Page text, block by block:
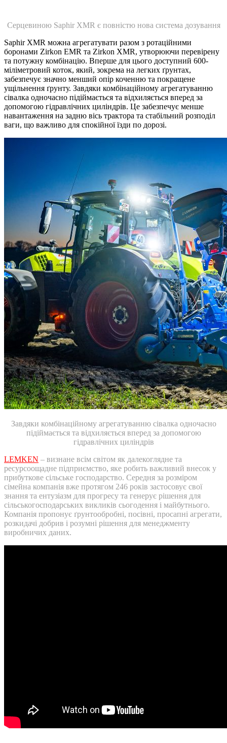
Серцевиною Saphir XMR є повністю нова система дозування
Saphir XMR можна агрегатувати разом з ротаційними
боронами Zirkon EMR та Zirkon XMR, утворюючи перевірену
та потужну комбінацію. Вперше для цього доступний 600-
міліметровий коток, який, зокрема на легких ґрунтах,
забезпечує значно менший опір коченню та покращене
ущільнення ґрунту. Завдяки комбінаційному агрегатуванню
сівалка одночасно підіймається та відхиляється вперед за
допомогою гідравлічних циліндрів. Це забезпечує менше
навантаження на задню вісь трактора та стабільний розподіл
ваги, що важливо для спокійної їзди по дорозі.
Завдяки комбінаційному агрегатуванню сівалка одночасно
підіймається та відхиляється вперед за допомогою
гідравлічних циліндрів
LEMKEN – визнане всім світом як далекоглядне та
ресурсоощадне підприємство, яке робить важливий внесок у
прибуткове сільське господарство. Середня за розміром
сімейна компанія вже протягом 246 років застосовує свої
знання та ентузіазм для прогресу та генерує рішення для
сільськогосподарських викликів сьогодення і майбутнього.
Компанія пропонує ґрунтообробні, посівні, просапні агрегати,
розкидачі добрив і розумні рішення для менеджменту
виробничих даних.